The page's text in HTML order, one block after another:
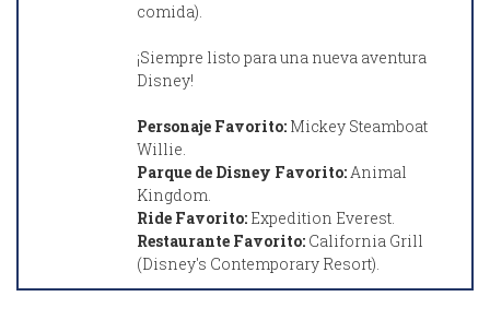
comida).
¡Siempre listo para una nueva aventura
Disney!
Personaje Favorito: Mickey Steamboat
Willie.
Parque de Disney Favorito:Animal
Kingdom.
Ride Favorito: Expedition Everest.
Restaurante Favorito: California Grill
(Disney's Contemporary Resort).